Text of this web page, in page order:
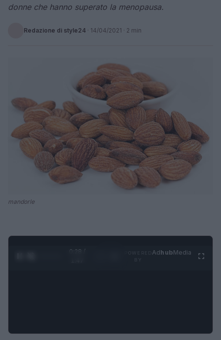
donne che hanno superato la menopausa.
Redazione di style24 · 14/04/2021 · 2 min
mandorle
0:29 /
AdhubMedia